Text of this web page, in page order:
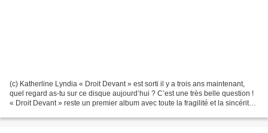
(c) Katherline Lyndia « Droit Devant » est sorti il y a trois ans maintenant,
quel regard as-tu sur ce disque aujourd’hui ? C’est une très belle question !
« Droit Devant » reste un premier album avec toute la fragilité et la sincérité